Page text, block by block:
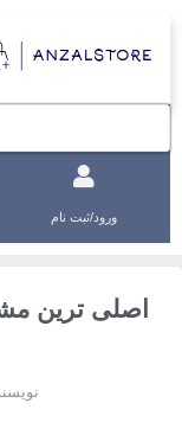
ورود/ثبت نام
اصلی ترین
نویسنده: